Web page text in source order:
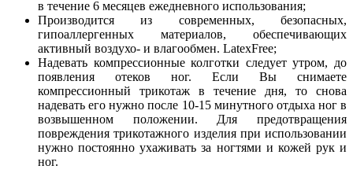
в течение 6 месяцев ежедневного использования;
Производится из современных, безопасных,
гипоаллергенных материалов, обеспечивающих
активный воздухо- и влагообмен. LatexFree;
Надевать компрессионные колготки следует утром, до
появления отеков ног. Если Вы снимаете
компрессионный трикотаж в течение дня, то снова
надевать его нужно после 10-15 минутного отдыха ног в
возвышенном положении. Для предотвращения
повреждения трикотажного изделия при использовании
нужно постоянно ухаживать за ногтями и кожей рук и
ног.